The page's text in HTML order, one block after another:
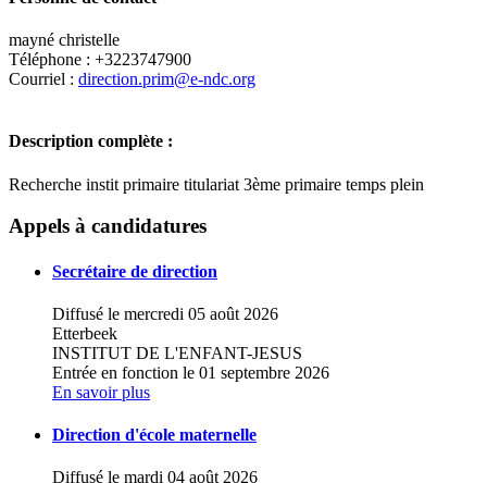
mayné christelle
Téléphone : +3223747900
Courriel : direction.prim@e-ndc.org
Description complète :
Recherche instit primaire titulariat 3ème primaire temps plein
Ecole primaire Notre-Dame des Champs Cycle 8-
+
Leaflet|Map data ©OpenStreetMapcontributors,
Appels à candidatures
Secrétaire de direction
Diffusé le mercredi 05 août 2026
Etterbeek
INSTITUT DE L'ENFANT-JESUS
Entrée en fonction le 01 septembre 2026
En savoir plus
Direction d'école maternelle
Diffusé le mardi 04 août 2026